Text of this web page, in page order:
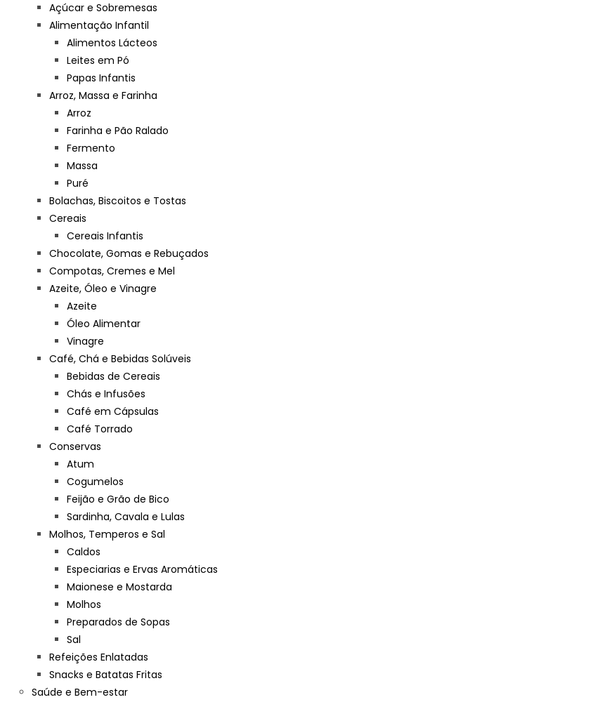
Açúcar e Sobremesas
Alimentação Infantil
Alimentos Lácteos
Leites em Pó
Papas Infantis
Arroz, Massa e Farinha
Arroz
Farinha e Pão Ralado
Fermento
Massa
Puré
Bolachas, Biscoitos e Tostas
Cereais
Cereais Infantis
Chocolate, Gomas e Rebuçados
Compotas, Cremes e Mel
Azeite, Óleo e Vinagre
Azeite
Óleo Alimentar
Vinagre
Café, Chá e Bebidas Solúveis
Bebidas de Cereais
Chás e Infusões
Café em Cápsulas
Café Torrado
Conservas
Atum
Cogumelos
Feijão e Grão de Bico
Sardinha, Cavala e Lulas
Molhos, Temperos e Sal
Caldos
Especiarias e Ervas Aromáticas
Maionese e Mostarda
Molhos
Preparados de Sopas
Sal
Refeições Enlatadas
Snacks e Batatas Fritas
Saúde e Bem-estar